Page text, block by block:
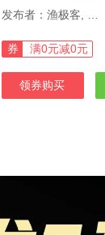
券 满0元减0元
领券购买